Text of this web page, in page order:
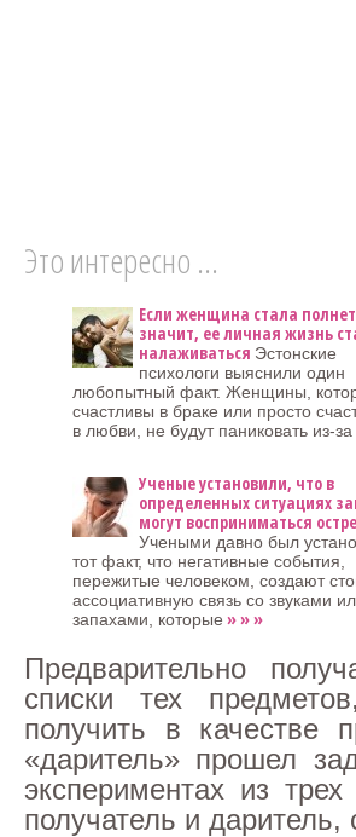
Это интересно ...
Если женщина стала
значит, ее личная жизнь
налаживаться Эстонские
психологи выяснили один
любопытный факт. Женщины,
счастливы в браке или просто
в любви, не будут паниковать из-за
Ученые установили, что в
определенных ситуациях
могут восприниматься
Учеными давно был
тот факт, что негативные события,
пережитые человеком, создают
ассоциативную связь со звуками
запахами, которые » » »
Предварительно
списки тех
получить в качестве
«даритель» прошел
экспериментах из
получатель и даритель,